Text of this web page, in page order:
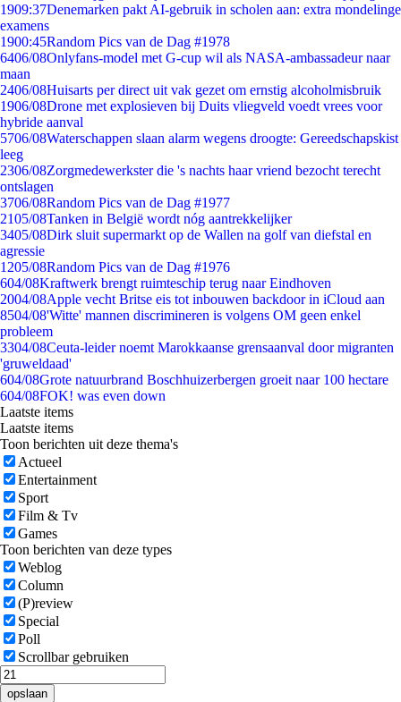
1909:37Denemarken pakt AI-gebruik in scholen aan: extra mondelinge
examens
1900:45Random Pics van de Dag #1978
6406/08Onlyfans-model met G-cup wil als NASA-ambassadeur naar
maan
2406/08Huisarts per direct uit vak gezet om ernstig alcoholmisbruik
1906/08Drone met explosieven bij Duits vliegveld voedt vrees voor
hybride aanval
5706/08Waterschappen slaan alarm wegens droogte: Gereedschapskist
leeg
2306/08Zorgmedewerkster die 's nachts haar vriend bezocht terecht
ontslagen
3706/08Random Pics van de Dag #1977
2105/08Tanken in België wordt nóg aantrekkelijker
3405/08Dirk sluit supermarkt op de Wallen na golf van diefstal en
agressie
1205/08Random Pics van de Dag #1976
604/08Kraftwerk brengt ruimteschip terug naar Eindhoven
2004/08Apple vecht Britse eis tot inbouwen backdoor in iCloud aan
8504/08'Witte' mannen discrimineren is volgens OM geen enkel
probleem
3304/08Ceuta-leider noemt Marokkaanse grensaanval door migranten
'gruweldaad'
604/08Grote natuurbrand Boschhuizerbergen groeit naar 100 hectare
604/08FOK! was even down
Laatste items
Laatste items
Toon berichten uit deze thema's
Actueel
Entertainment
Sport
Film & Tv
Games
Toon berichten van deze types
Weblog
Column
(P)review
Special
Poll
Scrollbar gebruiken
opslaan